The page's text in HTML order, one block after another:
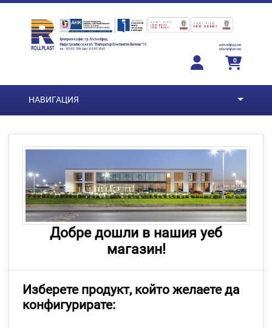
Преминете към основното съдържание
0
НАВИГАЦИЯ
Добре дошли в нашия уеб
магазин!
Изберете продукт, който желаете да
конфигурирате: